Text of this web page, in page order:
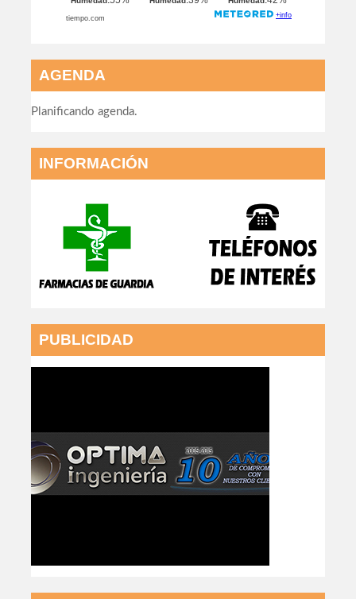
AGENDA
Planificando agenda.
INFORMACIÓN
PUBLICIDAD